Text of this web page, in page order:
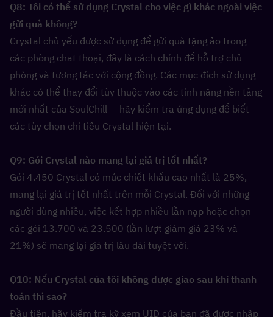
Q8: Tôi có thể sử dụng Crystal cho việc gì khác ngoài việc
gửi quà không?
Crystal chủ yếu được sử dụng để gửi quà tặng ảo trong
các phòng chat thoại, đây là cách chính để hỗ trợ chủ
phòng và tương tác với cộng đồng. Các mục đích sử dụng
khác có thể thay đổi tùy thuộc vào các tính năng nền tảng
mới nhất của SoulChill — hãy kiểm tra ứng dụng để biết
các tùy chọn chi tiêu Crystal hiện tại.
Q9: Gói Crystal nào mang lại giá trị tốt nhất?
Gói 4.450 Crystal có mức chiết khấu cao nhất là 25%,
mang lại giá trị tốt nhất trên mỗi Crystal. Đối với những
người dùng nhiều, việc kết hợp nhiều lần nạp hoặc chọn
các gói 13.700 và 23.500 (lần lượt giảm giá 23% và
21%) sẽ mang lại giá trị lâu dài tuyệt vời.
Q10: Nếu Crystal của tôi không được giao sau khi thanh
toán thì sao?
Đầu tiên, hãy kiểm tra kỹ xem UID của bạn đã được nhập